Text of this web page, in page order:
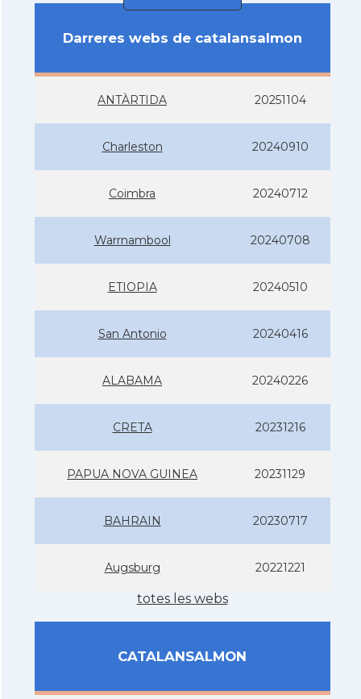
Darreres webs de catalansalmon
ANTÀRTIDA 20251104
Charleston 20240910
Coimbra 20240712
Warrnambool 20240708
ETIOPIA 20240510
San Antonio 20240416
ALABAMA 20240226
CRETA 20231216
PAPUA NOVA GUINEA 20231129
BAHRAIN 20230717
Augsburg 20221221
totes les webs
CATALANSALMON